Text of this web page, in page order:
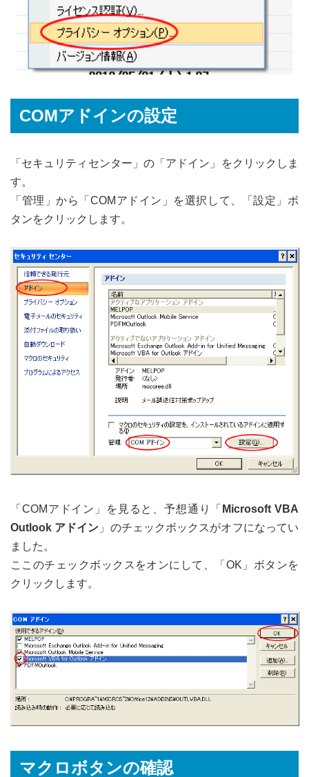
COMアドインの設定
「セキュリティセンター」の「アドイン」をクリックしま
す。
「管理」から「COMアドイン」を選択して、「設定」ボ
タンをクリックします。
「COMアドイン」を見ると、予想通り「 Microsoft VBA
Outlook アドイン 」のチェックボックスがオフになってい
ました。
ここのチェックボックスをオンにして、「OK」ボタンを
クリックします。
マクロボタンの確認